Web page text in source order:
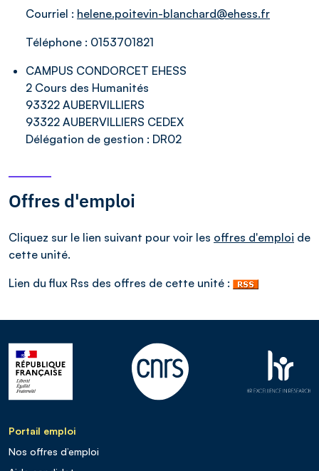
Courriel : helene.poitevin-blanchard@ehess.fr
Téléphone : 0153701821
CAMPUS CONDORCET EHESS
2 Cours des Humanités
93322 AUBERVILLIERS
93322 AUBERVILLIERS CEDEX
Délégation de gestion : DR02
Offres d'emploi
Cliquez sur le lien suivant pour voir les offres d'emploi de
cette unité.
Lien du flux Rss des offres de cette unité :
Portail emploi
Nos offres d’emploi